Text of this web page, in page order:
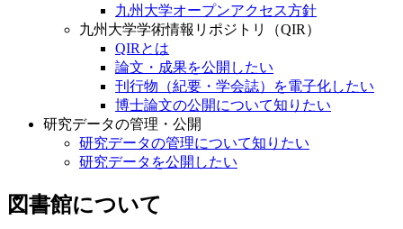
九州大学オープンアクセス方針
九州大学学術情報リポジトリ（QIR）
QIRとは
論文・成果を公開したい
刊行物（紀要・学会誌）を電子化したい
博士論文の公開について知りたい
研究データの管理・公開
研究データの管理について知りたい
研究データを公開したい
図書館について